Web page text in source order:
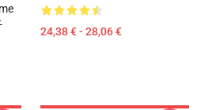
24,38 € - 28,06 €